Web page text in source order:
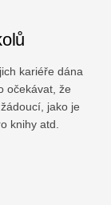
kariéře dána
očekávat, že
jako je
knihy atd.